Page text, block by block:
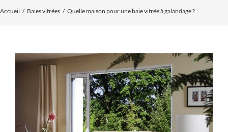
Accueil Baies vitrées Quelle maison pour une baie vitrée à galandage ?
Voir